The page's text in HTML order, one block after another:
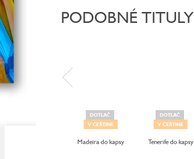
PODOBNÉ TITULY
DOTLAČ
V ČEŠTINE
Madeira do kapsy
DOTLAČ
V ČEŠTINE
Tenerife do kapsy